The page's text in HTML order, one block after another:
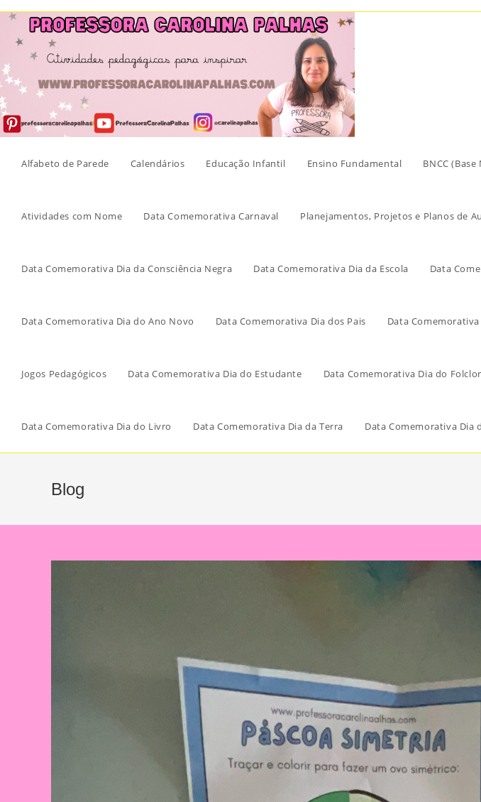
Skip
content
Alfabeto de Parede Calendários Educação Infantil Ensino Fundamental BNCC
Atividades com Nome Data Comemorativa Carnaval Planejamentos, Projetos e Planos de
Data Comemorativa Dia da Consciência Negra Data Comemorativa Dia da Escola Data
Data Comemorativa Dia do Ano Novo Data Comemorativa Dia dos Pais Data
Jogos Pedagógicos Data Comemorativa Dia do Estudante Data Comemorativa Dia do
Data Comemorativa Dia do Livro Data Comemorativa Dia da Terra Data Comemorativa Dia
Blog